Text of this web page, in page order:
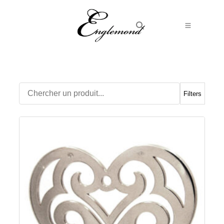
Boucles d’Oreilles
Boutons de manchette
Colliers
Médailles
Pendentifs
Adamas
Filters